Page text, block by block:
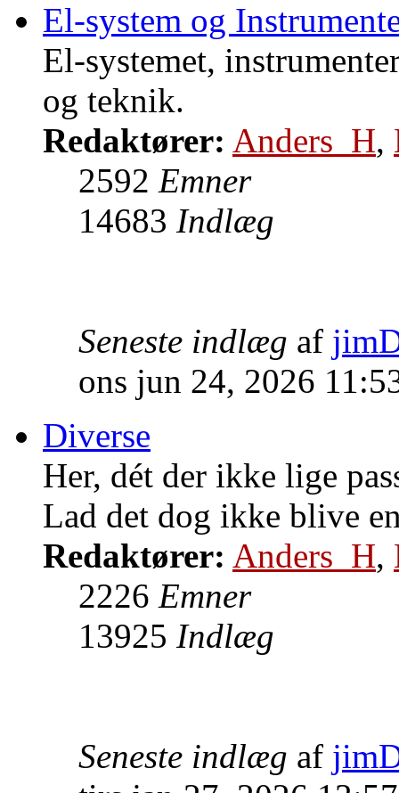
El-system og
El-systemet,
og teknik.
Redaktører: Anders_H,
2592 Emner
14683 Indlæg
Seneste indlæg af
ons jun 24, 2026
Diverse
Her, dét der ikke lige
Lad det dog ikke blive
Redaktører: Anders_H,
2226 Emner
13925 Indlæg
Seneste indlæg af